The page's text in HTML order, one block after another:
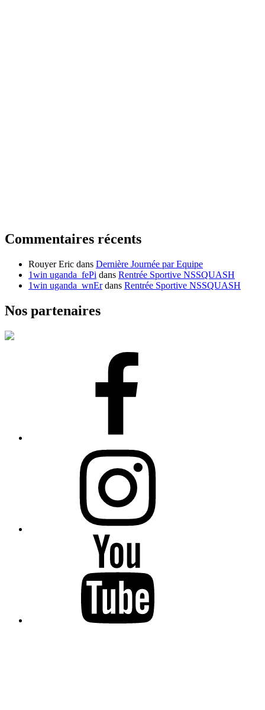
Commentaires récents
Rouyer Eric dans Dernière Journée par Equipe
1win uganda_fePi dans Rentrée Sportive NSSQUASH
1win uganda_wnErdans Rentrée Sportive NSSQUASH
Nos partenaires